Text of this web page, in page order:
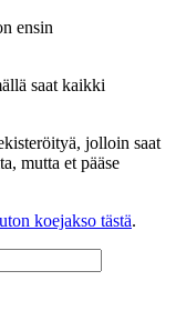
ensin
saat kaikki
jolloin saat
mutta et pääse
koejakso tästä.